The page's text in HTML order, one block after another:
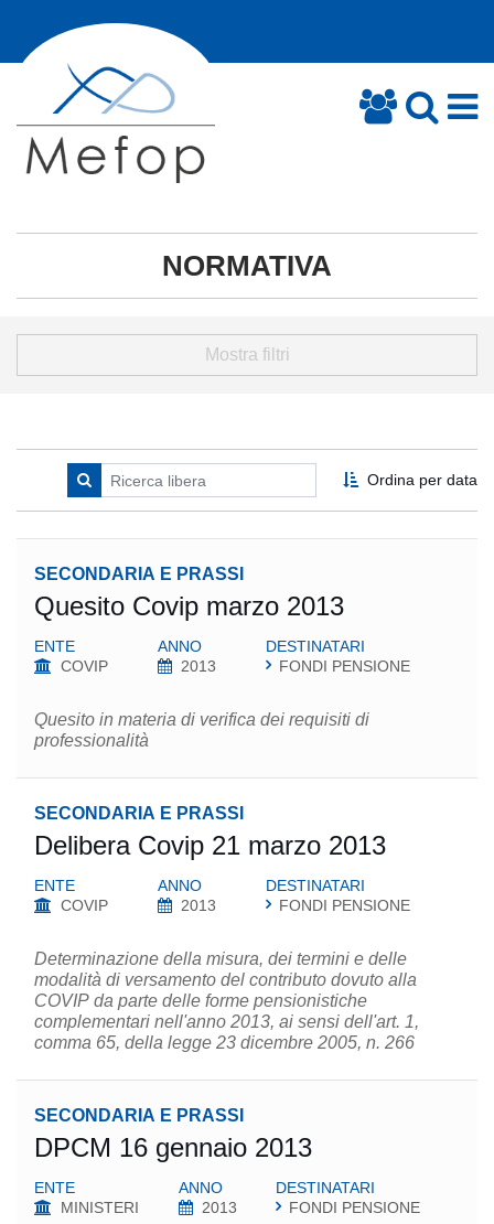
NORMATIVA
Mostra filtri
Ordina per data
SECONDARIA E PRASSI
Quesito Covip marzo 2013
ENTE
COVIP
ANNO
2013
DESTINATARI
FONDI PENSIONE
Quesito in materia di verifica dei requisiti di
professionalità
SECONDARIA E PRASSI
Delibera Covip 21 marzo 2013
ENTE
COVIP
ANNO
2013
DESTINATARI
FONDI PENSIONE
Determinazione della misura, dei termini e delle
modalità di versamento del contributo dovuto alla
COVIP da parte delle forme pensionistiche
complementari nell'anno 2013, ai sensi dell'art. 1,
comma 65, della legge 23 dicembre 2005, n. 266
SECONDARIA E PRASSI
DPCM 16 gennaio 2013
ENTE
MINISTERI
ANNO
2013
DESTINATARI
FONDI PENSIONE